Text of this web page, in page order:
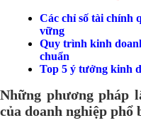
Các chỉ số tài chính
vững
Quy trình kinh
chuẩn
Top 5 ý tưởng kinh
Những phương pháp
của doanh nghiệp phổ